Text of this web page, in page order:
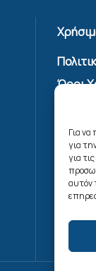
Για
για
για
αυτόν
Όροι
(ΕΕ)